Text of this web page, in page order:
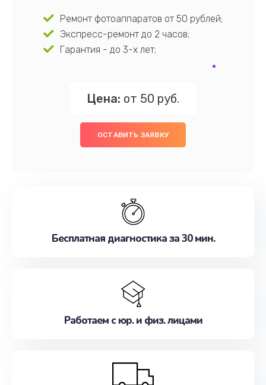
Ремонт фотоаппаратов от 50 рублей;
Экспресс-ремонт до 2 часов;
Гарантия - до 3-х лет;
Цена: от 50 руб.
ОСТАВИТЬ ЗАЯВКУ
Бесплатная диагностика за 30 мин.
Работаем с юр. и физ. лицами